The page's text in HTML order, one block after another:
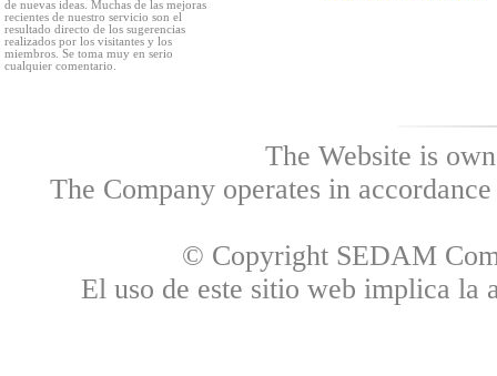
de nuevas ideas. Muchas de las mejoras
recientes de nuestro servicio son el
resultado directo de los sugerencias
realizados por los visitantes y los
miembros. Se toma muy en serio
cualquier comentario.
The Website is
The Company operates in
© Copyright SEDAM
El uso de este sitio web implica la